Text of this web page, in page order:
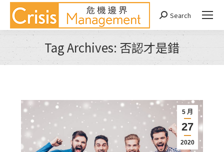
Search:
Search
Tag Archives:否認才是錯
You are here:
5 月
27
2020